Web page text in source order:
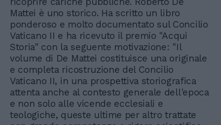
Mattei è uno storico. Ha scritto un libro
ponderoso e molto documentato sul Concilio
Vaticano II e ha ricevuto il premio "Acqui
Storia" con la seguente motivazione: "Il
volume di De Mattei costituisce una originale
e completa ricostruzione del Concilio
Vaticano II, in una prospettiva storiografica
attenta anche al contesto generale dell'epoca
e non solo alle vicende ecclesiali e
teologiche, queste ultime per altro trattate